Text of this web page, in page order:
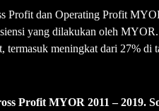
Profit dan Operating Profit
yang dilakukan oleh
meningkat dari 27% di
Profit MYOR 2011 – 2019.